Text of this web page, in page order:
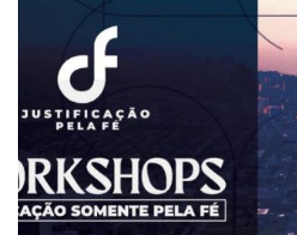
INSTAGRAM.COM/